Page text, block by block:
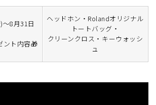
8月31日
ント内容🎁
ヘッドホン・Rolandオリジナル
トートバッグ・
クリーンクロス・キーウォッシ
ュ